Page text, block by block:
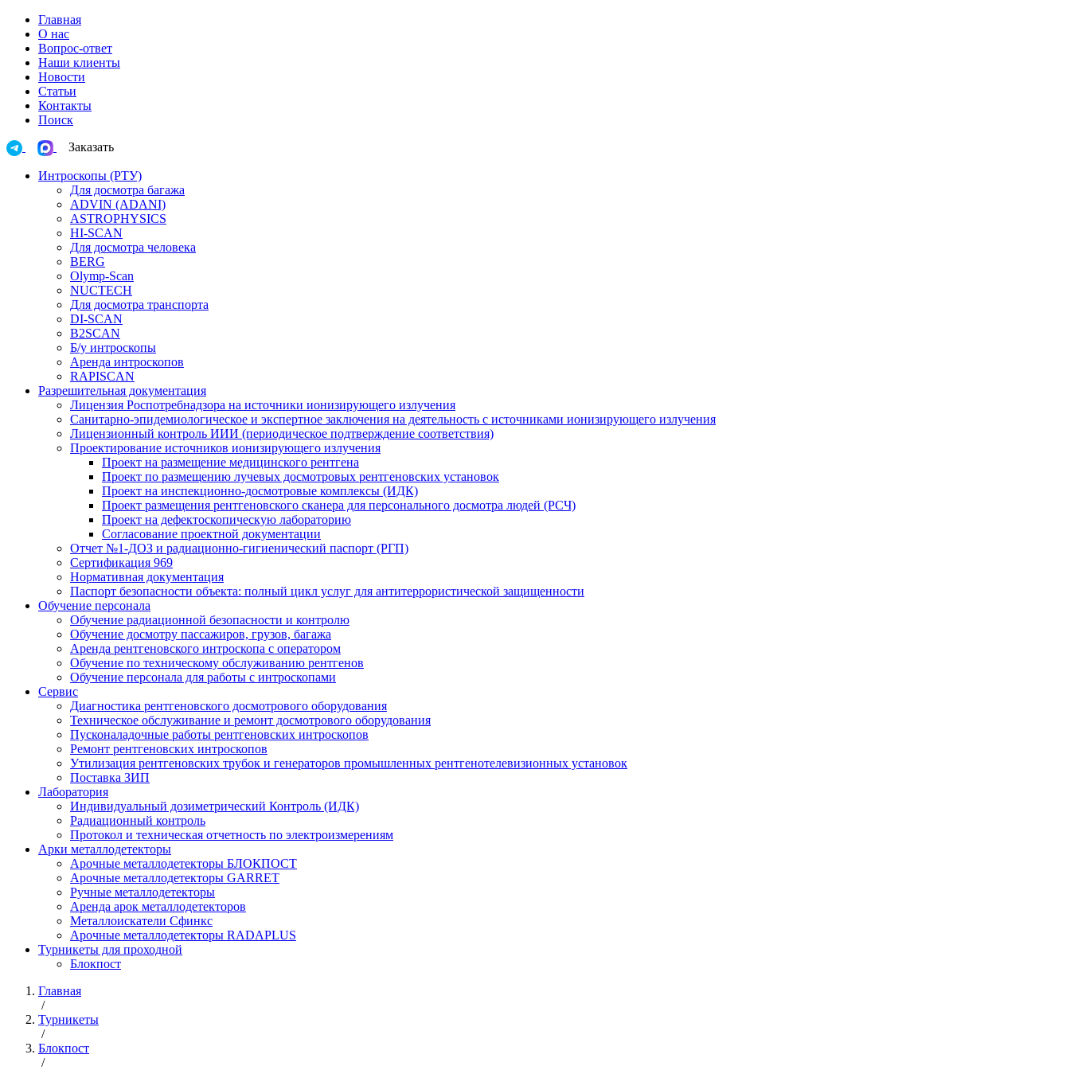
Главная
О нас
Вопрос-ответ
Наши клиенты
Новости
Статьи
Контакты
Поиск
Заказать
Интроскопы (РТУ)
Для досмотра багажа
ADVIN (ADANI)
ASTROPHYSICS
HI-SCAN
Для досмотра человека
BERG
Olymp-Scan
NUCTECH
Для досмотра транспорта
DI-SCAN
B2SCAN
Б/у интроскопы
Аренда интроскопов
RAPISCAN
Разрешительная документация
Лицензия Роспотребнадзора на источники ионизирующего излучения
Санитарно-эпидемиологическое и экспертное заключения на деятельность с источниками ионизирующего излучения
Лицензионный контроль ИИИ (периодическое подтверждение соответствия)
Проектирование источников ионизирующего излучения
Проект на размещение медицинского рентгена
Проект по размещению лучевых досмотровых рентгеновских установок
Проект на инспекционно-досмотровые комплексы (ИДК)
Проект размещения рентгеновского сканера для персонального досмотра людей (РСЧ)
Проект на дефектоскопическую лабораторию
Согласование проектной документации
Отчет №1-ДОЗ и радиационно-гигиенический паспорт (РГП)
Сертификация 969
Нормативная документация
Паспорт безопасности объекта: полный цикл услуг для антитеррористической защищенности
Обучение персонала
Обучение радиационной безопасности и контролю
Обучение досмотру пассажиров, грузов, багажа
Аренда рентгеновского интроскопа с оператором
Обучение по техническому обслуживанию рентгенов
Обучение персонала для работы с интроскопами
Сервис
Диагностика рентгеновского досмотрового оборудования
Техническое обслуживание и ремонт досмотрового оборудования
Пусконаладочные работы рентгеновских интроскопов
Ремонт рентгеновских интроскопов
Утилизация рентгеновских трубок и генераторов промышленных рентгенотелевизионных установок
Поставка ЗИП
Лаборатория
Индивидуальный дозиметрический Контроль (ИДК)
Радиационный контроль
Протокол и техническая отчетность по электроизмерениям
Арки металлодетекторы
Арочные металлодетекторы БЛОКПОСТ
Арочные металлодетекторы GARRET
Ручные металлодетекторы
Аренда арок металлодетекторов
Металлоискатели Сфинкс
Арочные металлодетекторы RADAPLUS
Турникеты для проходной
Блокпост
Главная
/
Турникеты
/
Блокпост
/